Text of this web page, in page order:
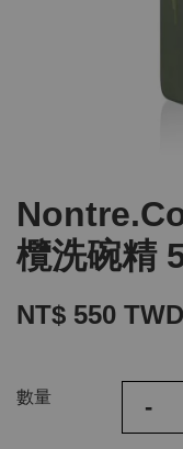
欖洗碗精
NT$ 550 TWD
數量 -